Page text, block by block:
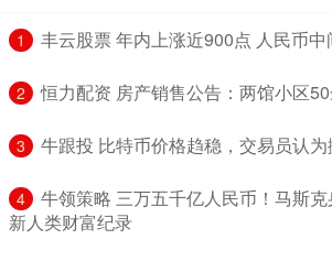
1 丰云股票 年内上涨近900点 人民币
2 恒力配资 房产销售公告：两馆小区
3 牛跟投 比特币价格趋稳，交易员认
4
牛领策略 三万五千亿人民币！马斯
新人类财富纪录